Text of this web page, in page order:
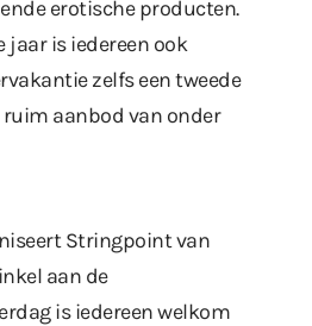
erotische producten.
jaar is iedereen ook
zelfs een tweede
aanbod van onder
Stringpoint van
aan de
is iedereen welkom